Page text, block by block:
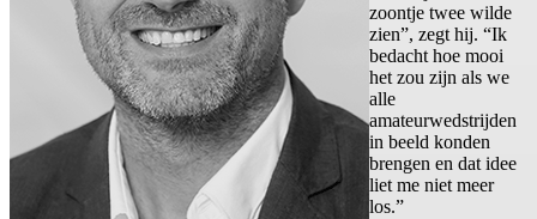
zoontje twee wilde
zien”, zegt hij. “Ik
bedacht hoe mooi
het zou zijn als we
alle
amateurwedstrijden
in beeld konden
brengen en dat idee
liet me niet meer
los.”